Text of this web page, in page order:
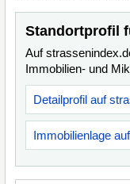
Standortprofil
Auf
Immobilien- und
Detailprofil auf
Immobilienlage